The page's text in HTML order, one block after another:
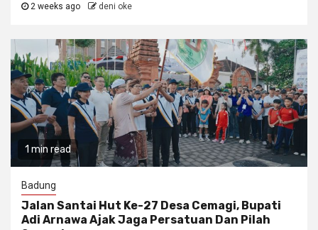
2 weeks ago deni oke
1 min read
Badung
Jalan Santai Hut Ke-27 Desa Cemagi, Bupati
Adi Arnawa Ajak Jaga Persatuan Dan Pilah